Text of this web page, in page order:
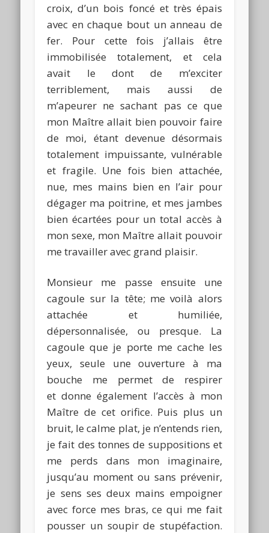
croix, d’un bois foncé et très épais
avec en chaque bout un anneau de
fer. Pour cette fois j’allais être
immobilisée totalement, et cela
avait le dont de m’exciter
terriblement, mais aussi de
m’apeurer ne sachant pas ce que
mon Maître allait bien pouvoir faire
de moi, étant devenue désormais
totalement impuissante, vulnérable
et fragile. Une fois bien attachée,
nue, mes mains bien en l’air pour
dégager ma poitrine, et mes jambes
bien écartées pour un total accès à
mon sexe, mon Maître allait pouvoir
me travailler avec grand plaisir.
Monsieur me passe ensuite une
cagoule sur la tête; me voilà alors
attachée et humiliée,
dépersonnalisée, ou presque. La
cagoule que je porte me cache les
yeux, seule une ouverture à ma
bouche me permet de respirer
et donne également l’accès à mon
Maître de cet orifice. Puis plus un
bruit, le calme plat, je n’entends rien,
je fait des tonnes de suppositions et
me perds dans mon imaginaire,
jusqu’au moment ou sans prévenir,
je sens ses deux mains empoigner
avec force mes bras, ce qui me fait
pousser un soupir de stupéfaction.